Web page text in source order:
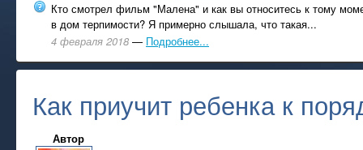
Кто смотрел фильм "Малена" и как вы относитесь к тому
в дом терпимости? Я примерно слышала, что такая...
4 февраля 2018 — Подробнее...
Как приучит ребенка к
Автор